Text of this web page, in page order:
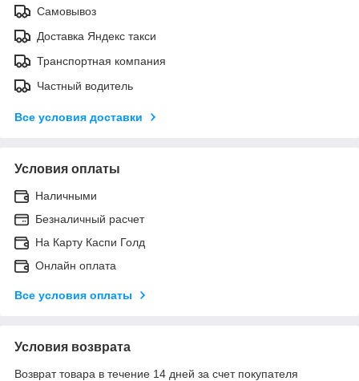
Самовывоз
Доставка Яндекс такси
Транспортная компания
Частный водитель
Все условия доставки
Условия оплаты
Наличными
Безналичный расчет
На Карту Каспи Голд
Онлайн оплата
Все условия оплаты
Условия возврата
Возврат товара в течение 14 дней за счет покупателя